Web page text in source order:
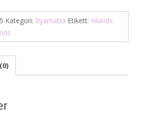
Kategori: Ryamatta Etikett: Kilands